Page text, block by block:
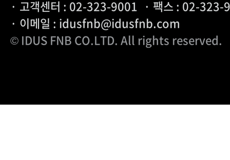
· 고객센터 : 02-323-9001 · 팩스 : 02-323-
· 이메일 : idusfnb@idusfnb.com
© IDUS FNB CO.LTD. All rights reserved.